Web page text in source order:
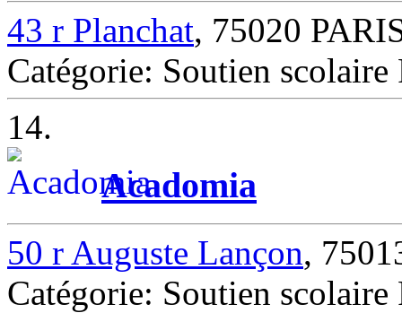
43 r Planchat, 75020
Catégorie: Soutien scolaire
14.
Acadomia
50 r Auguste Lançon,
Catégorie: Soutien scolaire